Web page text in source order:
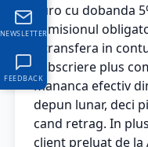
euro cu dobanda
comisionul
ii transfera in
subscriere plus
mananca efectiv
depun lunar, deci
cand retrag. In
client preluat de la
NEWSLETTER
FEEDBACK